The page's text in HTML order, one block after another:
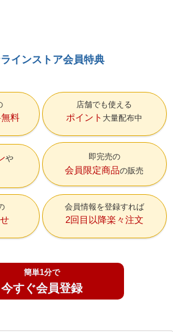
インストア会員特典
料
店舗でも使える
ポイント 大量配布中
即完売の
会員限定商品の販売
会員情報を登録すれば
2回目以降楽々注文
簡単1分で
今すぐ会員登録